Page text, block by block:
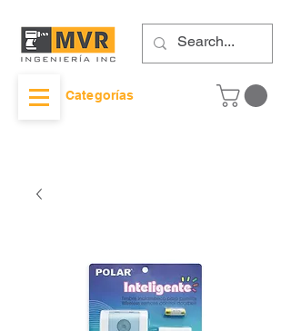
Categorías